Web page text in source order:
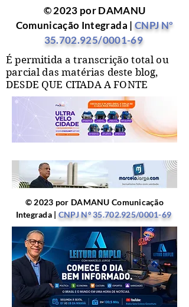
© 2023 por DAMANU
Comunicação Integrada | CNPJ Nº
35.702.925/0001-69
É permitida a transcrição total ou
parcial das matérias deste blog,
DESDE QUE CITADA A FONTE
© 2023 por DAMANU Comunicação
Integrada | CNPJ Nº35.702.925/0001-69